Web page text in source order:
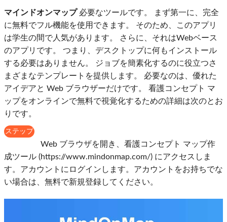
マインドオンマップ必要なツールです。 まず第一に、完全
に無料でフル機能を使用できます。 そのため、このアプリ
は学生の間で人気があります。 さらに、それはWebベース
のアプリです。 つまり、デスクトップに何もインストール
する必要はありません。 ジョブを簡素化するのに役立つさ
まざまなテンプレートを提供します。 必要なのは、優れた
アイデアと Web ブラウザーだけです。 看護コンセプト マ
ップをオンラインで無料で視覚化するための詳細は次のとお
りです。
ステップ
Web ブラウザを開き、看護コンセプト マップ作
成ツール (https://www.mindonmap.com/) にアクセスしま
す。アカウントにログインします。アカウントをお持ちでな
い場合は、無料で新規登録してください。